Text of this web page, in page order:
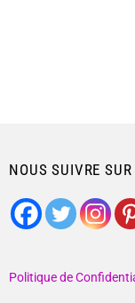
NOUS SUIVRE
Politique de